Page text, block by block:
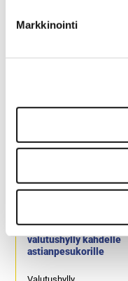
Markkinointi
Seinäkiinnitteinen
Hyllyn leveys on 550 mm.
Varustettu poistoletkulla.
Seinäkiinnitteinen
valutushylly kahdelle
astianpesukorille